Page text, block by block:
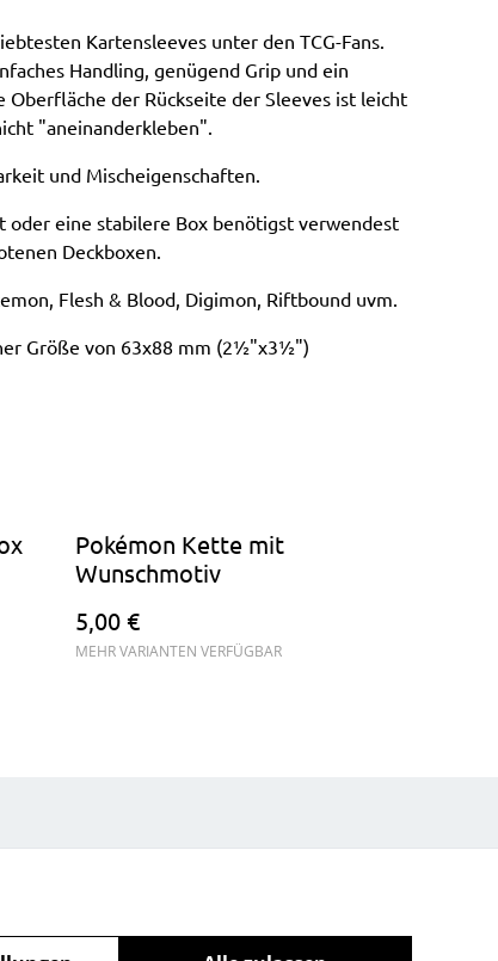
Kartensleeves unter den TCG-Fans.
Handling, genügend Grip und ein
der Rückseite der Sleeves ist leicht
"aneinanderkleben".
und Mischeigenschaften.
oder eine stabilere Box benötigst verwendest
Deckboxen.
Flesh & Blood, Digimon, Riftbound uvm.
Größe von 63x88 mm (2½"x3½")
Pokémon Kette mit
Wunschmotiv
5,00 €
MEHR VARIANTEN VERFÜGBAR